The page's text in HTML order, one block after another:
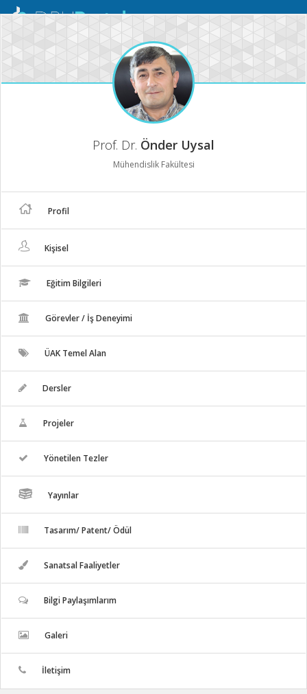
Mobil
Prof. Dr. Önder Uysal
Mühendislik Fakültesi
Profil
Kişisel
Eğitim Bilgileri
Görevler / İş Deneyimi
ÜAK Temel Alan
Dersler
Projeler
Yönetilen Tezler
Yayınlar
Tasarım/ Patent/ Ödül
Sanatsal Faaliyetler
Bilgi Paylaşımlarım
Galeri
İletişim